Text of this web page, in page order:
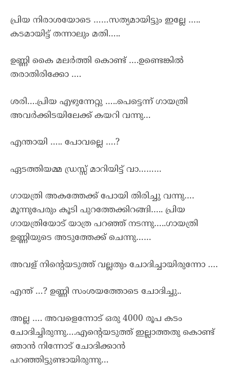
പ്രിയ നിരാശയോടെ ……സത്യമായിട്ടും ഇല്ലേ …..
കടമായിട്ട് തന്നാലും മതി…..
ഉണ്ണി കൈ മലർത്തി കൊണ്ട് ….ഉണ്ടെങ്കിൽ
തരാതിരിക്കോ ….
ശരി….പ്രിയ എഴുന്നേറ്റു …..പെട്ടെന്ന് ഗായത്രി
അവർക്കിടയിലേക്ക് കയറി വന്നു…
എന്തായി ….. പോവല്ലെ ….?
ഏടത്തിയമ്മ ഡ്രസ്സ് മാറിയിട്ട് വാ………
ഗായത്രി അകത്തേക്ക് പോയി തിരിച്ചു വന്നു….
മൂന്നുപേരും കൂടി പുറത്തേക്കിറങ്ങി….. പ്രിയ
ഗായത്രിയോട് യാത്ര പറഞ്ഞ് നടന്നു…..ഗായത്രി
ഉണ്ണിയുടെ അടുത്തേക്ക് ചെന്നു……
അവള് നിന്റെയടുത്ത് വല്ലതും ചോദിച്ചായിരുന്നോ ….
എന്ത് …? ഉണ്ണി സംശയത്തോടെ ചോദിച്ചു..
അല്ല …. അവളെന്നോട് ഒരു 4000 രൂപ കടം
ചോദിച്ചിരുന്നു….എന്റെയടുത്ത് ഇല്ലാത്തതു കൊണ്ട്
ഞാൻ നിന്നോട് ചോദിക്കാൻ
പറഞ്ഞിട്ടുണ്ടായിരുന്നു…